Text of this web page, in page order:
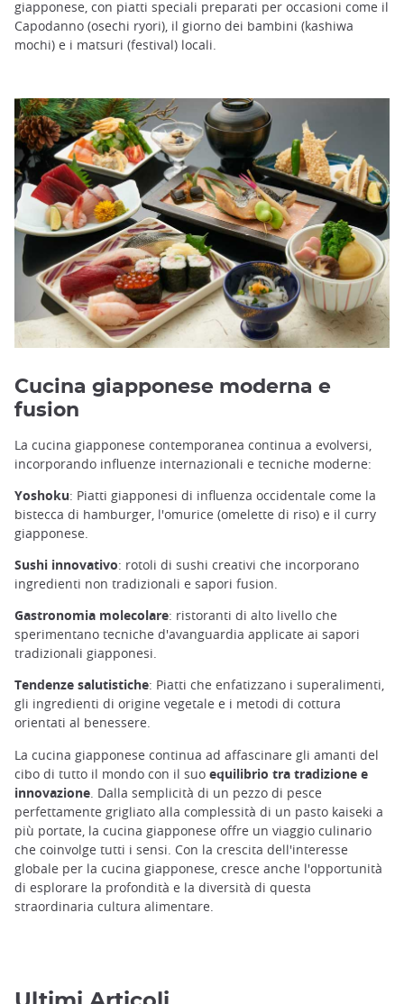
giapponese, con piatti speciali preparati per occasioni come il
Capodanno (osechi ryori), il giorno dei bambini (kashiwa
mochi) e i matsuri (festival) locali.
Cucina giapponese moderna e
fusion
La cucina giapponese contemporanea continua a evolversi,
incorporando influenze internazionali e tecniche moderne:
Yoshoku: Piatti giapponesi di influenza occidentale come la
bistecca di hamburger, l'omurice (omelette di riso) e il curry
giapponese.
Sushi innovativo: rotoli di sushi creativi che incorporano
ingredienti non tradizionali e sapori fusion.
Gastronomia molecolare: ristoranti di alto livello che
sperimentano tecniche d'avanguardia applicate ai sapori
tradizionali giapponesi.
Tendenze salutistiche: Piatti che enfatizzano i superalimenti,
gli ingredienti di origine vegetale e i metodi di cottura
orientati al benessere.
La cucina giapponese continua ad affascinare gli amanti del
cibo di tutto il mondo con il suo equilibrio tra tradizione e
innovazione . Dalla semplicità di un pezzo di pesce
perfettamente grigliato alla complessità di un pasto kaiseki a
più portate, la cucina giapponese offre un viaggio culinario
che coinvolge tutti i sensi. Con la crescita dell'interesse
globale per la cucina giapponese, cresce anche l'opportunità
di esplorare la profondità e la diversità di questa
straordinaria cultura alimentare.